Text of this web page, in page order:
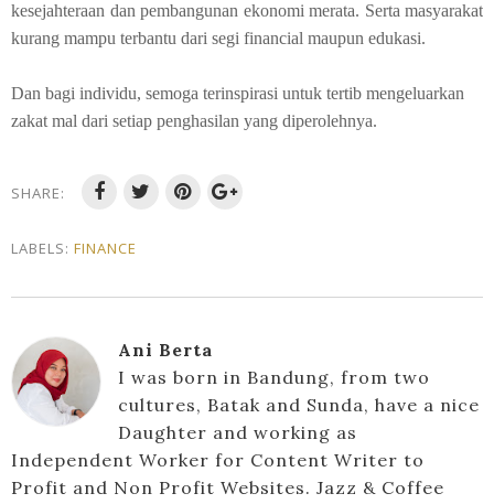
kesejahteraan dan pembangunan ekonomi merata. Serta masyarakat
kurang mampu terbantu dari segi financial maupun edukasi.
Dan bagi individu, semoga terinspirasi untuk tertib mengeluarkan
zakat mal dari setiap penghasilan yang diperolehnya.
SHARE:
LABELS: FINANCE
Ani Berta
I was born in Bandung, from two
cultures, Batak and Sunda, have a nice
Daughter and working as
Independent Worker for Content Writer to
Profit and Non Profit Websites. Jazz & Coffee